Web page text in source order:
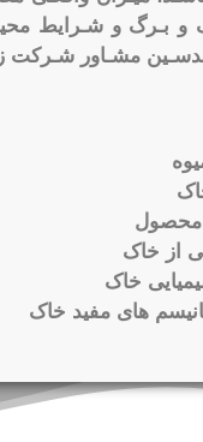
و بـرگ و شـرایط
مشـاور شـرکت
محصول
از خاک
خاک
های مفید خاک